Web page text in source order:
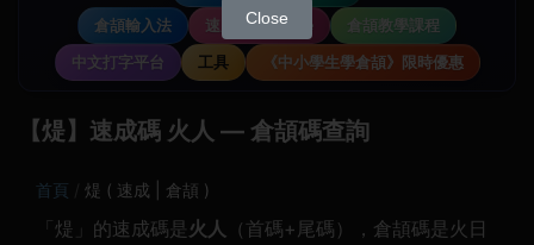
倉頡輸入法
速成輸入法教學
倉頡教學課程
中文打字平台
工具 《中小學生學倉頡》限時優惠
【煶】速成碼 火人 — 倉頡碼查詢
首頁 煶 ( 速成 | 倉頡 )
「煶」的速成碼是 火人 （首碼+尾碼），倉頡碼是火日
Close